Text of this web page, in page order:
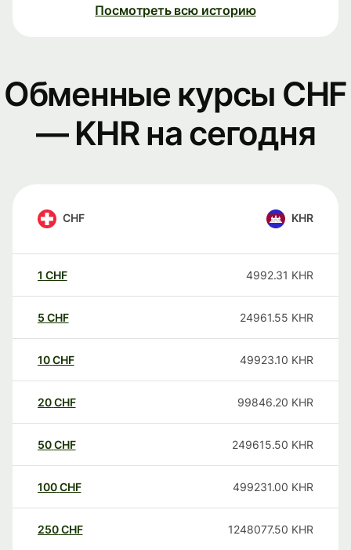
Посмотреть всю историю
Обменные курсы CHF
— KHR на сегодня
CHF KHR
1 CHF 4992.31 KHR
5 CHF 24961.55 KHR
10CHF 49923.10 KHR
20CHF 99846.20 KHR
50CHF 249615.50 KHR
100CHF 499231.00 KHR
250CHF 1248077.50 KHR